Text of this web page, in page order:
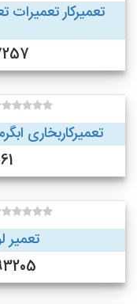
تعمیرکار
تعمیرکاربخاری
تعمیر